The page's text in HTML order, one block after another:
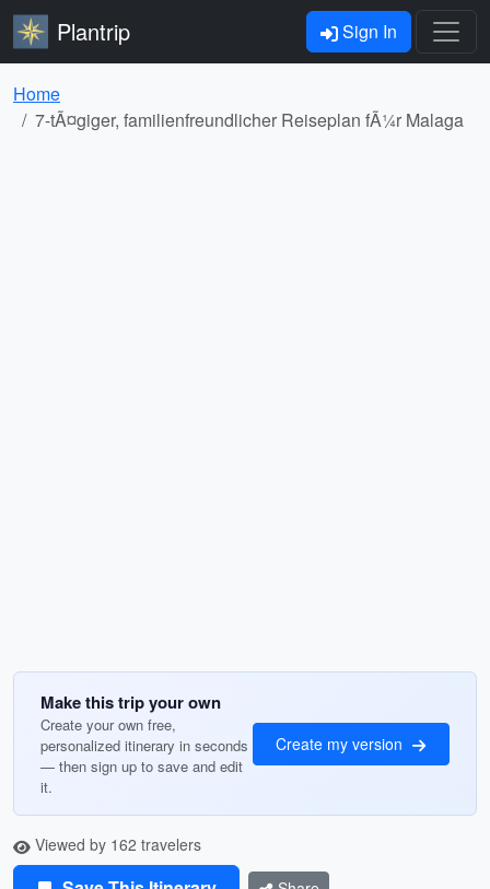
Plantrip Sign In
Home
7-tÃ¤giger, familienfreundlicher Reiseplan fÃ¼r Malaga
Make this trip your own
Create your own free,
personalized itinerary in seconds
— then sign up to save and edit
it.
Create my version
Viewed by 162 travelers